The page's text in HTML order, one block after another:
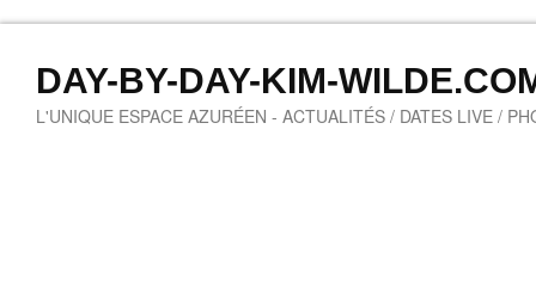
DAY-BY-DAY-KIM-
L'UNIQUE ESPACE AZURÉEN - ACTUALITÉS / DATES LIVE /